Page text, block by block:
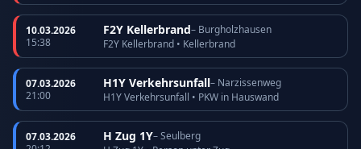
10.03.2026
15:38
F2Y Kellerbrand– Burgholzhausen
F2Y Kellerbrand • Kellerbrand
07.03.2026
21:00
H1Y Verkehrsunfall– Narzissenweg
H1Y Verkehrsunfall • PKW in Hauswand
07.03.2026
H Zug 1Y– Seulberg